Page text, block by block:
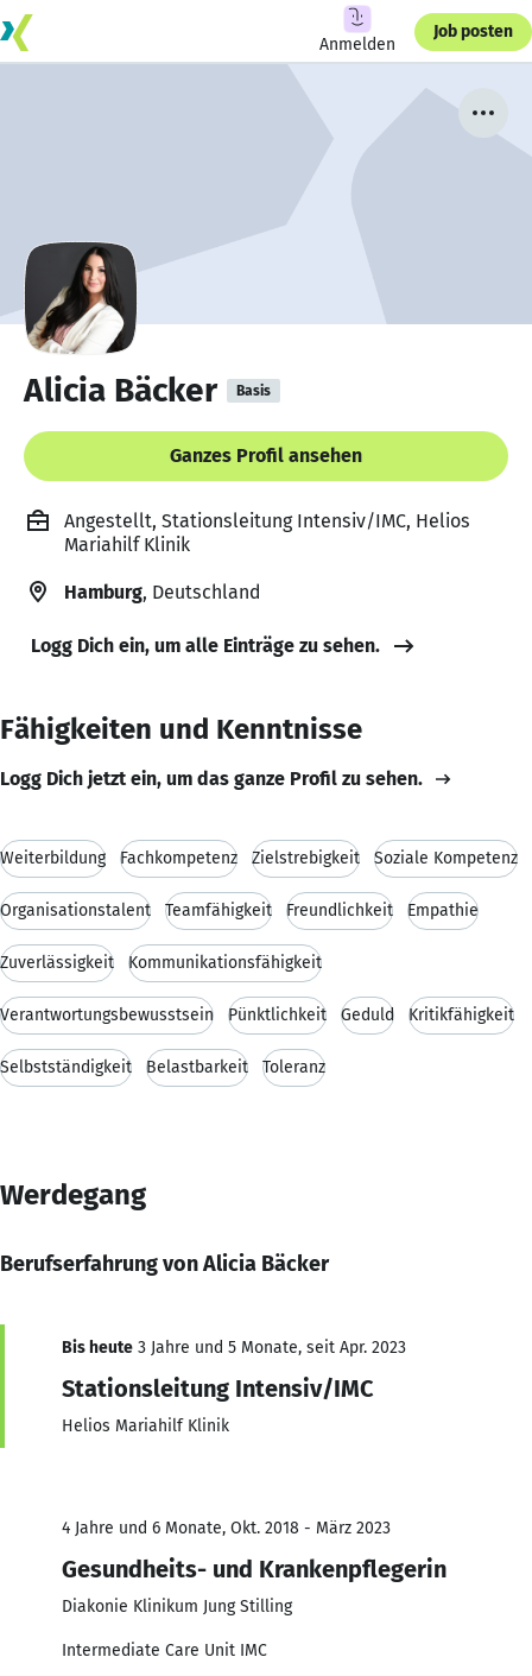
Anmelden
Job posten
Alicia Bäcker Basis
Ganzes Profil ansehen
Angestellt, Stationsleitung Intensiv/IMC, Helios
Mariahilf Klinik
Hamburg, Deutschland
Logg Dich ein, um alle Einträge zu sehen.
Fähigkeiten und Kenntnisse
Logg Dich jetzt ein, um das ganze Profil zu sehen.
Weiterbildung Fachkompetenz Zielstrebigkeit Soziale Kompetenz
Organisationstalent Teamfähigkeit Freundlichkeit Empathie
Zuverlässigkeit Kommunikationsfähigkeit
Verantwortungsbewusstsein Pünktlichkeit Geduld Kritikfähigkeit
Selbstständigkeit Belastbarkeit Toleranz
Werdegang
Berufserfahrung von Alicia Bäcker
Bis heute 3 Jahre und 5 Monate, seit Apr. 2023
Stationsleitung Intensiv/IMC
Helios Mariahilf Klinik
4 Jahre und 6 Monate, Okt. 2018 - März 2023
Gesundheits- und Krankenpflegerin
Diakonie Klinikum Jung Stilling
Intermediate Care Unit IMC